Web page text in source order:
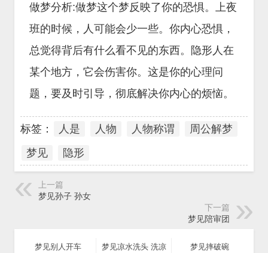
做梦分析:做梦这个梦反映了你的恐惧。上夜
班的时候，人可能会少一些。你内心恐惧，
总觉得背后有什么看不见的东西。隐形人在
某个地方，它会伤害你。这是你的心理问
题，要及时引导，彻底解决你内心的烦恼。
标签： 人是 人物 人物称谓
周公解梦
梦见
隐形
上一篇
梦见孙子 孙女
下一篇
梦见陪审团
梦见别人开车
梦见凉水洗头 洗凉
梦见摔破碗